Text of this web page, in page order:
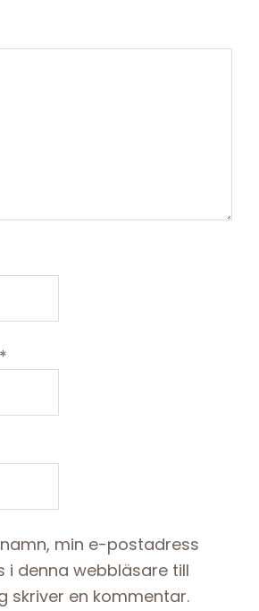
*
min e-postadress
i denna webbläsare till
skriver en kommentar.